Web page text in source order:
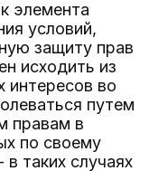
элемента
условий,
защиту прав
исходить из
интересов во
путем
правам в
по своему
таких случаях